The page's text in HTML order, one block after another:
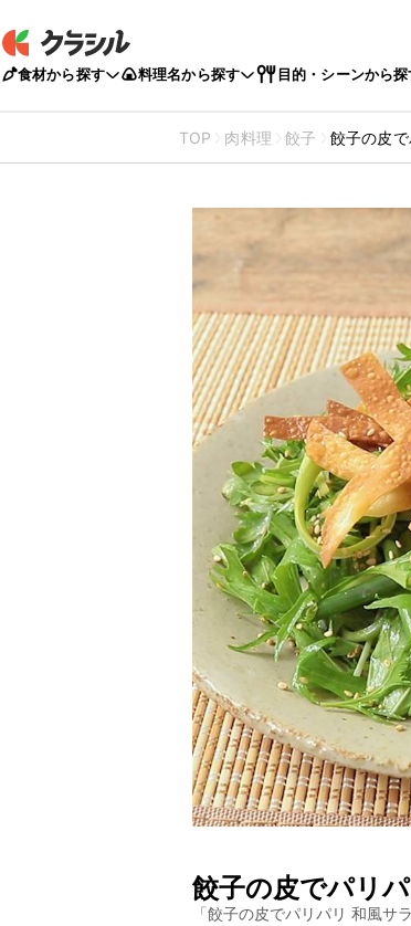
食材から探す 料理名から探す 目的・シーンから探
TOP 肉料理 餃子 餃子の皮
餃子の皮でパリ
「餃子の皮でパリパリ 和風サ